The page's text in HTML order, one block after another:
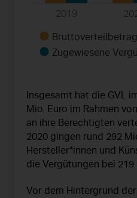
Zugewiesene
2019
Insgesamt hat die GVL
Mio. Euro im Rahmen
an ihre Berechtigten
2020 gingen rund 292
Hersteller*innen und
die Vergütungen bei 219
Vor dem Hintergrund